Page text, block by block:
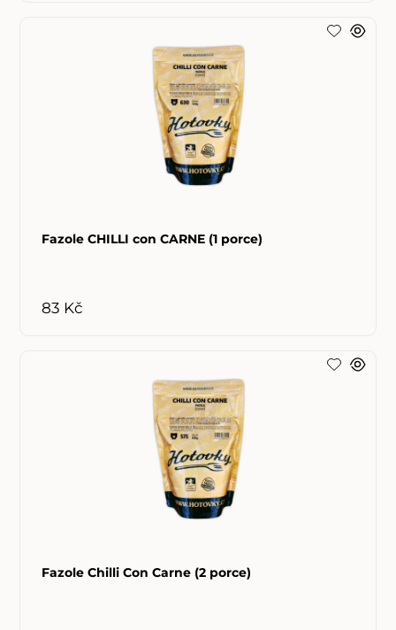
Fazole CHILLI con CARNE (1 porce)
83 Kč
Fazole Chilli Con Carne (2 porce)